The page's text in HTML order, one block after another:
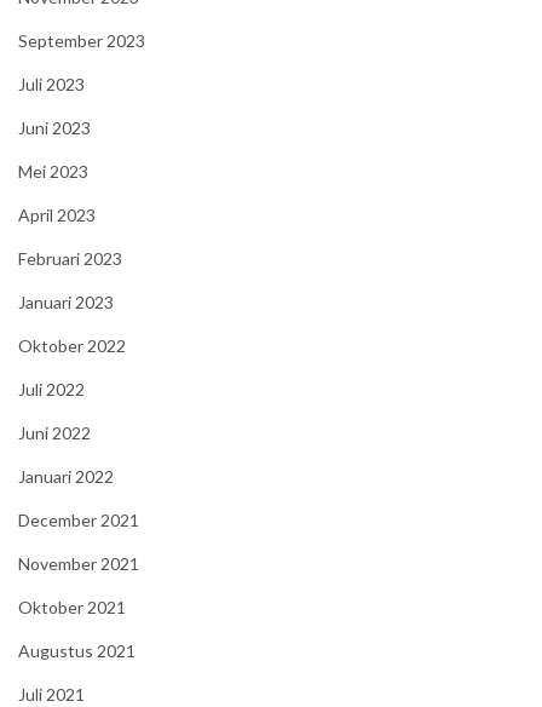
September 2023
Juli 2023
Juni 2023
Mei 2023
April 2023
Februari 2023
Januari 2023
Oktober 2022
Juli 2022
Juni 2022
Januari 2022
December 2021
November 2021
Oktober 2021
Augustus 2021
Juli 2021